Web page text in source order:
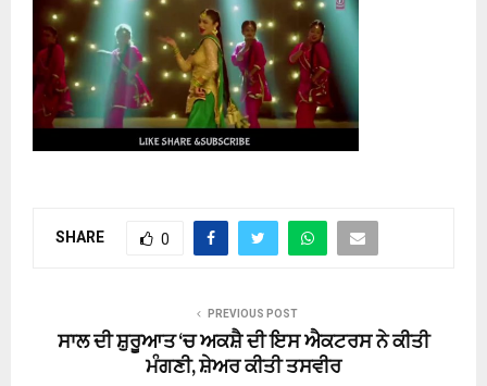
SHARE 0
PREVIOUS POST
ਸਾਲ ਦੀ ਸ਼ੁਰੂਆਤ ‘ਚ ਅਕਸ਼ੈ ਦੀ ਇਸ ਐਕਟਰਸ ਨੇ ਕੀਤੀ
ਮੰਗਣੀ, ਸ਼ੇਅਰ ਕੀਤੀ ਤਸਵੀਰ